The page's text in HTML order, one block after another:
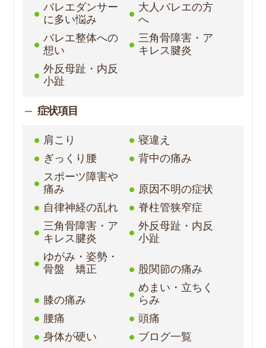
バレエダンサー
に多い悩み
大人バレエの方
へ
バレエ整体への
想い
三角骨障害・ア
キレス腱炎
外反母趾・内反
小趾
症状項目
肩こり
寝違え
ぎっくり腰
背中の痛み
スポーツ障害や
痛み
原因不明の症状
自律神経の乱れ
脊柱管狭窄症
三角骨障害・ア
キレス腱炎
外反母趾・内反
小趾
ゆがみ・姿勢・
骨盤 矯正
股関節の痛み
膝の痛み
めまい・立ちく
らみ
腰痛
頭痛
身体が硬い
ブログ一覧